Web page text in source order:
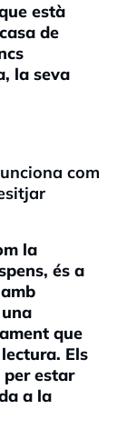
està
de
la seva
com
la
és a
que
Els
per estar
a la